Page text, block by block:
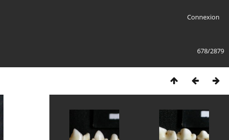
Connexion
678/2879